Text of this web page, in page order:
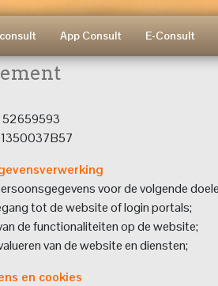
App Consult E-Consult
52659593
voor de volgende
tot de website of login portals;
de functionaliteiten op de website;
van de website en diensten;
en cookies